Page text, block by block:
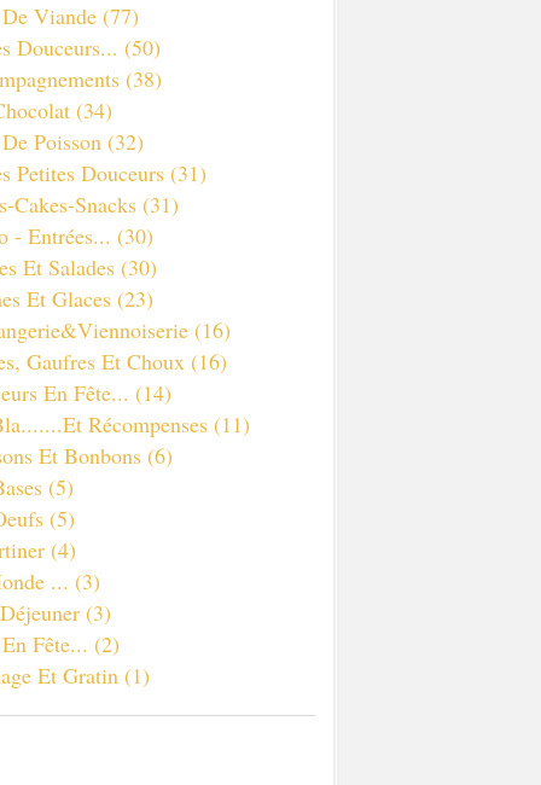
Viande (77)
Douceurs... (50)
(38)
(34)
Poisson (32)
Petites Douceurs (31)
Cakes-Snacks (31)
- Entrées... (30)
Et Salades (30)
Et Glaces (23)
(16)
Gaufres Et Choux (16)
En Fête... (14)
Récompenses (11)
Et Bonbons (6)
(5)
(5)
(4)
... (3)
(3)
Fête... (2)
Et Gratin (1)